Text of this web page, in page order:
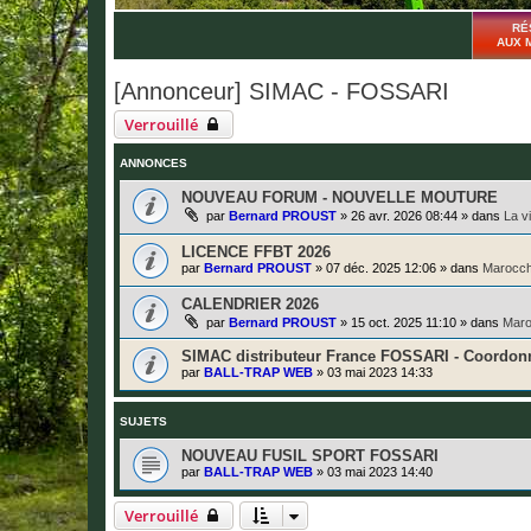
AUX
[Annonceur] SIMAC - FOSSARI
Verrouillé
ANNONCES
NOUVEAU FORUM - NOUVELLE MOUTURE
par Bernard PROUST » 26 avr. 2026 08:44 » dans La
LICENCE FFBT 2026
par Bernard PROUST » 07 déc. 2025 12:06 » dans
CALENDRIER 2026
par Bernard PROUST » 15 oct. 2025 11:10 » dans
SIMAC distributeur France FOSSARI -
par BALL-TRAP WEB » 03 mai 2023 14:33
SUJETS
NOUVEAU FUSIL SPORT FOSSARI
par BALL-TRAP WEB » 03 mai 2023 14:40
Verrouillé